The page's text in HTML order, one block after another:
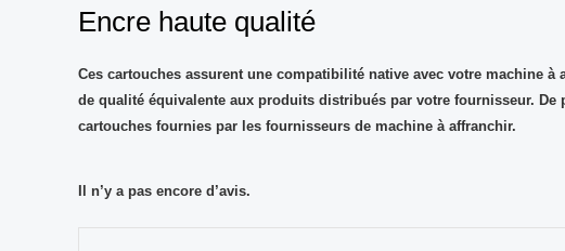
Encre haute qualité
Ces cartouches assurent une compatibilité native avec votre machine à
de qualité équivalente aux produits distribués par votre fournisseur. De
cartouches fournies par les fournisseurs de machine à affranchir.
Il n’y a pas encore d’avis.